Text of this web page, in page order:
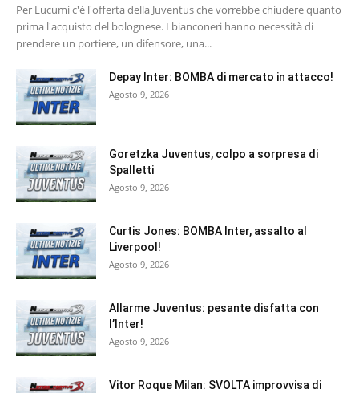
Per Lucumi c'è l'offerta della Juventus che vorrebbe chiudere quanto
prima l'acquisto del bolognese. I bianconeri hanno necessità di
prendere un portiere, un difensore, una...
Depay Inter: BOMBA di mercato in attacco!
Agosto 9, 2026
Goretzka Juventus, colpo a sorpresa di
Spalletti
Agosto 9, 2026
Curtis Jones: BOMBA Inter, assalto al
Liverpool!
Agosto 9, 2026
Allarme Juventus: pesante disfatta con
l’Inter!
Agosto 9, 2026
Vitor Roque Milan: SVOLTA improvvisa di